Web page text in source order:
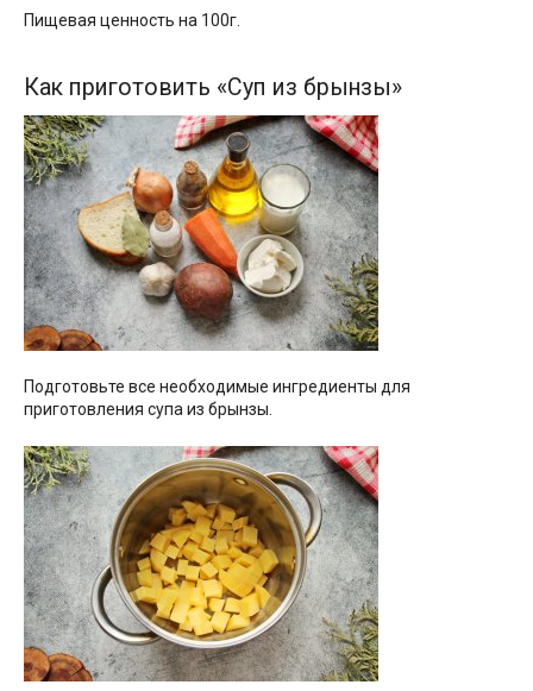
Пищевая ценность на 100г.
Как приготовить «Суп из брынзы»
Подготовьте все необходимые ингредиенты для
приготовления супа из брынзы.